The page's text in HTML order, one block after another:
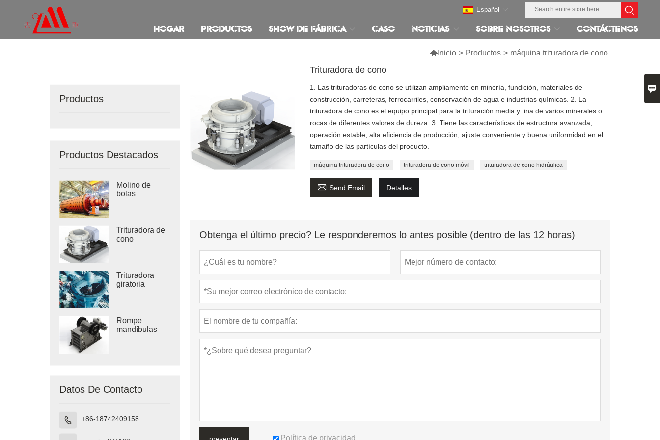
HOGAR PRODUCTOS SHOW DE FÁBRICA CASO NOTICIAS SOBRE NOSOTROS CONTÁCTENOS
Español
 Inicio > Productos > máquina trituradora de cono
Productos
Productos Destacados
Molino de
bolas
Trituradora de
cono
Trituradora
giratoria
Rompe
mandíbulas
Datos De Contacto
 +86-18742409158
Trituradora de cono
1. Las trituradoras de cono se utilizan ampliamente en minería, fundición, materiales de
construcción, carreteras, ferrocarriles, conservación de agua e industrias químicas. 2. La
trituradora de cono es el equipo principal para la trituración media y fina de varios minerales o
rocas de diferentes valores de dureza. 3. Tiene las características de estructura avanzada,
operación estable, alta eficiencia de producción, ajuste conveniente y buena uniformidad en el
tamaño de las partículas del producto.
máquina trituradora de cono trituradora de cono móvil trituradora de cono hidráulica
 Send Email Detalles
Obtenga el último precio? Le responderemos lo antes posible (dentro de las 12 horas)
Política de privacidad
